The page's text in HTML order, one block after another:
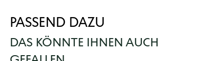
PASSEND DAZU
DAS KÖNNTE IHNEN AUCH